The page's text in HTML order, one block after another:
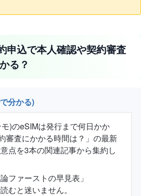
申込で本人確認や契約審査
る？
分かる)
モ)のeSIMは発行まで何日かか
審査にかかる時間は？」の最新
点を3本の関連記事から集約し
ファーストの早見表」
むと迷いません。